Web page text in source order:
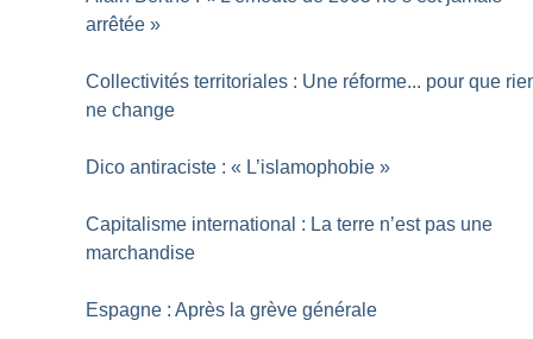
arrêtée »
Collectivités territoriales : Une réforme... pour que
ne change
Dico antiraciste : « L’islamophobie »
Capitalisme international : La terre n’est pas une
marchandise
Espagne : Après la grève générale